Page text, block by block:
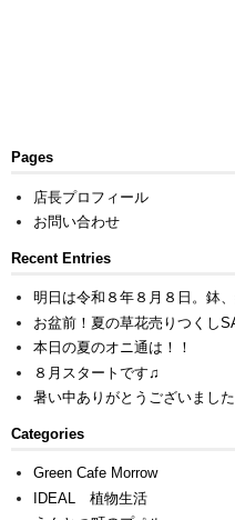
Pages
店長プロフィール
お問い合わせ
Recent Entries
明日は令和８年８月８日。鉢
お盆前！夏の草花売りつくし
本日の夏のオニ通は！！
８月スタートです♫
暑い中ありがとうございました
Categories
Green Cafe Morrow
IDEAL 植物生活